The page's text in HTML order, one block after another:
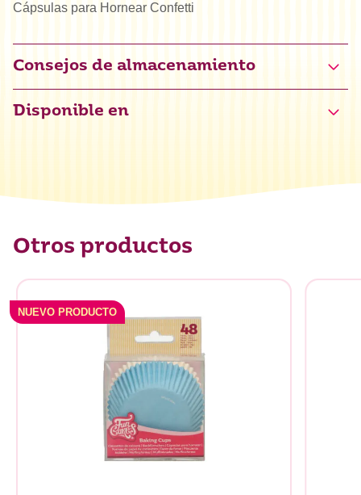
Cápsulas para Hornear Confetti
Consejos de almacenamiento
Disponible en
Otros productos
NUEVO PRODUCTO